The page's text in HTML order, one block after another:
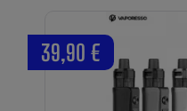
39,90 €